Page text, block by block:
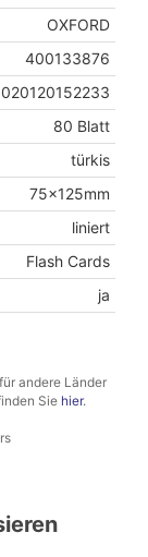
OXFORD
400133876
80 Blatt
türkis
75x125mm
liniert
Flash Cards
ja
andere Länder
Sie hier.